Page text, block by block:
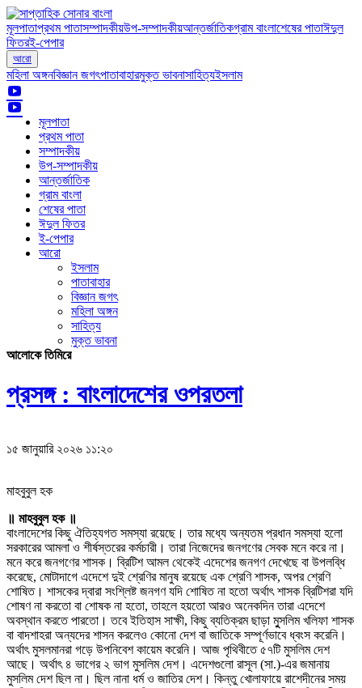
মূলপাতাপ্রথম পাতাসম্পাদকীয়উপ-সম্পাদকীয়আন্তর্জাতিকগ্রাম বাংলাশেষের পাতাঈদুল
ফিতরই-পেপার
আরো
মহিলা অঙ্গনবিজ্ঞান জগৎপাতাবাহারমুক্ত ভাবনাসাহিত্যইসলাম
মূলপাতা
প্রথম পাতা
সম্পাদকীয়
উপ-সম্পাদকীয়
আন্তর্জাতিক
গ্রাম বাংলা
শেষের পাতা
ঈদুল ফিতর
ই-পেপার
আরো
ইসলাম
পাতাবাহার
বিজ্ঞান জগৎ
মহিলা অঙ্গন
সাহিত্য
মুক্ত ভাবনা
আলোকে তিমিরে
প্রসঙ্গ : বাংলাদেশের ওপরতলা
১৫ জানুয়ারি ২০২৬ ১১:২০
মাহবুবুল হক
॥ মাহবুবুল হক ॥
বাংলাদেশের কিছু ঐতিহ্যগত সমস্যা রয়েছে। তার মধ্যে অন্যতম প্রধান সমস্যা হলো
সরকারের আমলা ও শীর্ষস্তরের কর্মচারী। তারা নিজেদের জনগণের সেবক মনে করে না।
মনে করে জনগণের শাসক। ব্রিটিশ আমল থেকেই এদেশের জনগণ দেখেছে বা উপলব্ধি
করেছে, মোটাদাগে এদেশে দুই শ্রেণির মানুষ রয়েছে এক শ্রেণি শাসক, অপর শ্রেণি
শোষিত। শাসকের দ্বারা সংশ্লিষ্ট জনগণ যদি শোষিত না হতো অর্থাৎ শাসক ব্রিটিশরা যদি
শোষণ না করতো বা শোষক না হতো, তাহলে হয়তো আরও অনেকদিন তারা এদেশে
অবস্থান করতে পারতো। তবে ইতিহাস সাক্ষী, কিছু ব্যতিক্রম ছাড়া মুুসলিম খলিফা শাসক
বা বাদশাহরা অন্যদের শাসন করলেও কোনো দেশ বা জাতিকে সম্পূর্ণভাবে ধ্বংস করেনি।
অর্থাৎ মুসলমানরা গড়ে উপনিবেশ কায়েম করেনি। আজ পৃথিবীতে ৫৭টি মুসলিম দেশ
আছে। অর্থাৎ ৪ ভাগের ২ ভাগ মুসলিম দেশ। এদেশগুলো রাসূল (সা.)-এর জমানায়
মুসলিম দেশ ছিল না। ছিল নানা ধর্ম ও জাতির দেশ। কিন্তু খোলাফায়ে রাশেদীনের সময়